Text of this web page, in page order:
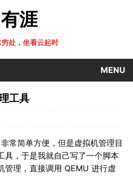
有涯
处，坐看云起时
MENU
工具
常简单方便，但是虚拟机管理目
具，于是我就自己写了一个脚本
管理，直接调用 QEMU 进行虚